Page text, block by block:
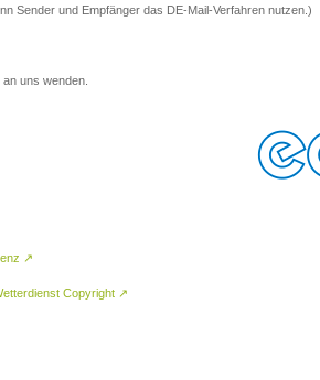
Sender und Empfänger das DE-Mail-Verfahren nutzen.)
an uns wenden.
↗
Copyright ↗